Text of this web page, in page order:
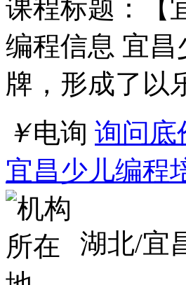
￥电询 询问底
宜昌少儿编程
湖北/宜
点击交谈
店铺